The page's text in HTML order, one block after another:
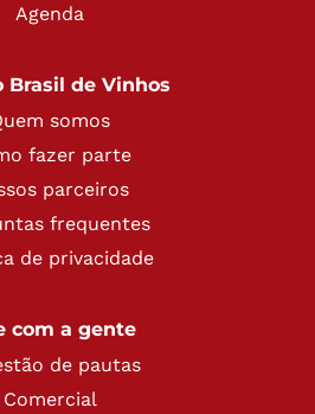
Agenda
Brasil de Vinhos
somos
fazer parte
parceiros
frequentes
de privacidade
com a gente
de pautas
Comercial